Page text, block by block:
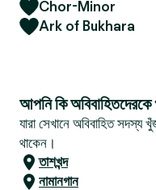
Chor-Minor
Ark of Bukhara
আপনি কি
যারা সেখানে অবিবাহিত
থাকেন।
তাশখন্দ
নামানগান